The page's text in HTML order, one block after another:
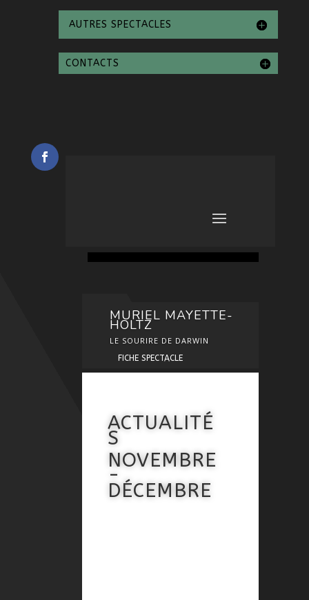
AUTRES SPECTACLES
CONTACTS
MURIEL MAYETTE-
HOLTZ
LE SOURIRE DE DARWIN
FICHE SPECTACLE
ACTUALITÉ
S
NOVEMBRE
-
DÉCEMBRE